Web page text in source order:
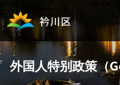
外国人特别政策（